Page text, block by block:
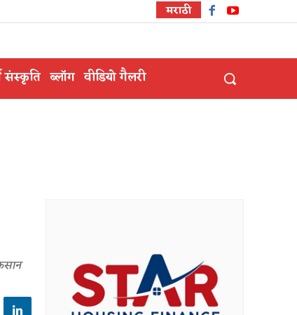
मराठी
संस्कृति ब्लॉग वीडियो गैलरी